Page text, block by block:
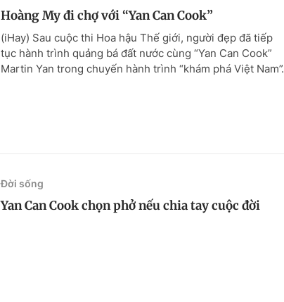
Hoàng My đi chợ với “Yan Can Cook”
(iHay) Sau cuộc thi Hoa hậu Thế giới, người đẹp đã tiếp
tục hành trình quảng bá đất nước cùng “Yan Can Cook”
Martin Yan trong chuyến hành trình “khám phá Việt Nam”.
Đời sống
Yan Can Cook chọn phở nếu chia tay cuộc đời